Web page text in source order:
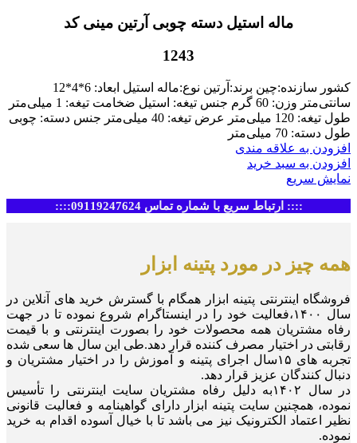
ماله استیل دسته چوبی آرتین مینی کد
1243
کشور سازنده:چین برند:آرتین نوع:ماله استیل ابعاد: 6*4*12
سانتی‌متر وزن: 60 گرم جنس تیغه: استیل ضخامت تیغه: 1 میلی‌متر
طول تیغه: 120 میلی‌متر عرض تیغه: 40 میلی‌متر جنس دسته: چوبی
طول دسته: 70 میلی‌متر
افزودن به علاقه مندی
افزودن به سبد خرید
نمایش سریع
:::: ارتباط سریع با شماره تماس 09119247624::::
همه چیز در مورد پتینه ابزار
فروشگاه اینترنتی پتینه ابزار همگام با گسترش خرید های آنلاین در
سال ۱۴۰۰،فعالیت خود را در اینستاگرام شروع نموده تا در جهت
رفاه مشتریان همه محصولات خود را بصورت اینترنتی و با قیمت
رقابتی در اختیار مصرف کننده قرار دهد.طی این سال ها سعی شده
تجربه های ۱۵سال اجرای پتینه و آموزش را در اختیار مشتریان و
دنبال کنندگان عزیز قرار دهد.
در سال ۱۴۰۲به دلیل رفاه مشتریان سایت اینترنتی را تأسیس
نموده، همچنین سایت پتینه ابزار دارای گواهینامه و فعالیت قانونی
نظیر اعتماد الکترونیک نیز می باشد تا با خیال آسوده اقدام به خرید
نموده.